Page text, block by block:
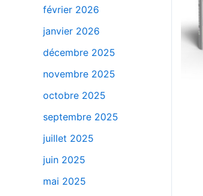
février 2026
janvier 2026
décembre 2025
novembre 2025
octobre 2025
septembre 2025
juillet 2025
juin 2025
mai 2025